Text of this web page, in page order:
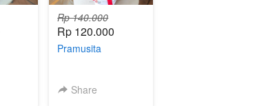
Rp 140.000
Rp 120.000
Pramusita
Share